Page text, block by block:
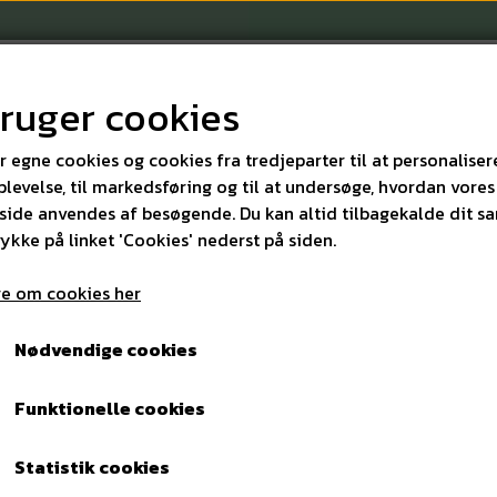
KONTAKT
Tork Xpressnap® Extra
stk.
cookies
egne cookies og cookies fra tredjeparter til at
til markedsføring og til at undersøge, hvordan vores
anvendes af besøgende. Du kan altid tilbagekalde dit
på linket 'Cookies' nederst på siden.
om cookies her
Nødvendige cookies
Funktionelle cookies
Statistik cookies